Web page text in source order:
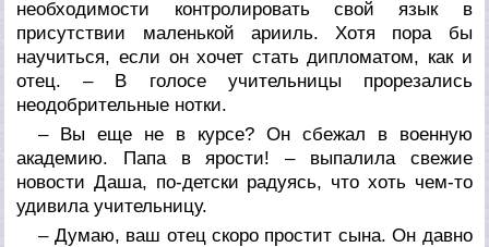
необходимости контролировать свой язык в
присутствии маленькой арииль. Хотя пора бы
научиться, если он хочет стать дипломатом, как и
отец. – В голосе учительницы прорезались
неодобрительные нотки.
– Вы еще не в курсе? Он сбежал в военную
академию. Папа в ярости! – выпалила свежие
новости Даша, по-детски радуясь, что хоть чем-то
удивила учительницу.
– Думаю, ваш отец скоро простит сына. Он давно